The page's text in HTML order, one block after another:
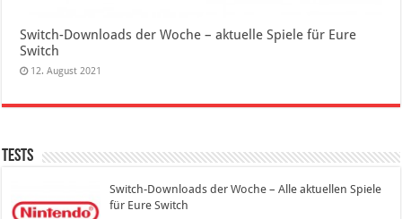
Switch-Downloads der Woche – aktuelle Spiele für Eure
Switch
12. August 2021
Tests
Switch-Downloads der Woche – Alle aktuellen Spiele
für Eure Switch